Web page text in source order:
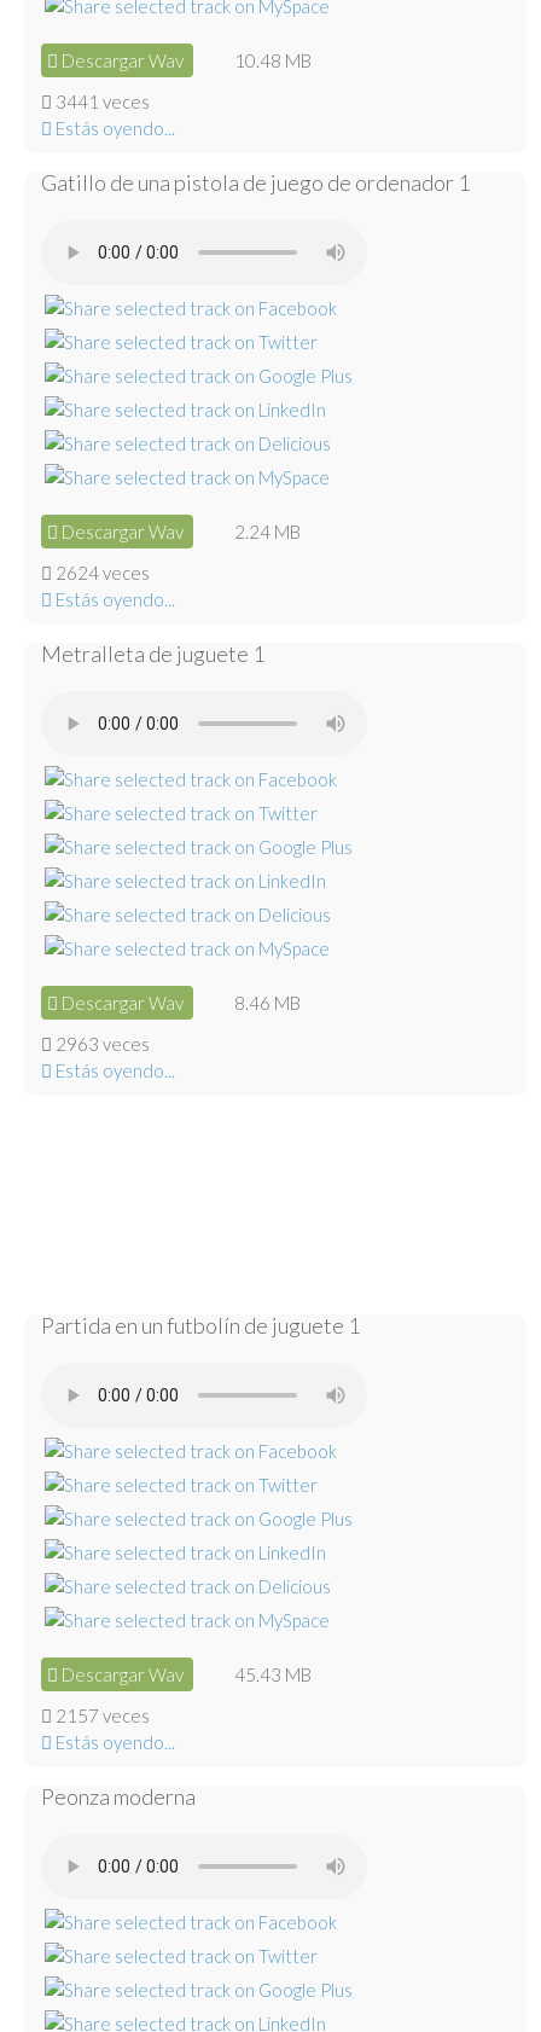
Descargar Wav
10.48 MB
3441 veces
Estás oyendo...
Gatillo de una pistola de juego de ordenador 1
Descargar Wav
2.24 MB
2624 veces
Estás oyendo...
Metralleta de juguete 1
Descargar Wav
8.46 MB
2963 veces
Estás oyendo...
Partida en un futbolín de juguete 1
Descargar Wav
45.43 MB
2157 veces
Estás oyendo...
Peonza moderna